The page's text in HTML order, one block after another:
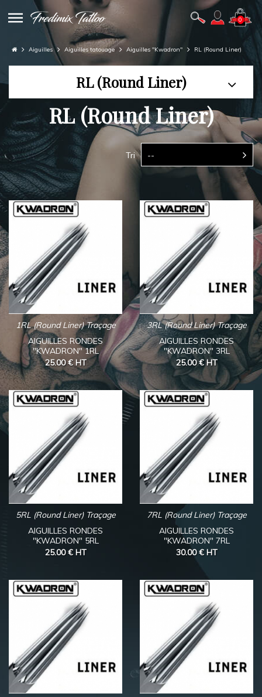
0
Aiguilles Aiguilles tatouage Aiguilles "Kwadron" RL (Round Liner)
RL (Round Liner)
RL (Round Liner)
Tri --
1RL (Round Liner) Traçage
AIGUILLES RONDES
"KWADRON" 1RL
25.00 €HT
3RL (Round Liner) Traçage
AIGUILLES RONDES
"KWADRON" 3RL
25.00 € HT
5RL (Round Liner) Traçage
AIGUILLES RONDES
"KWADRON" 5RL
25.00 € HT
7RL (Round Liner) Traçage
AIGUILLES RONDES
"KWADRON" 7RL
30.00 € HT